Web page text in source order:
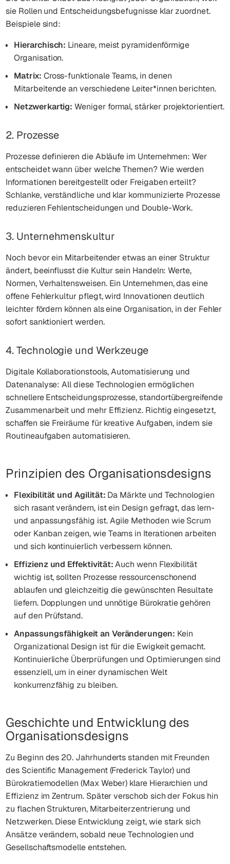
sie Rollen und Entscheidungsbefugnisse klar zuordnet.
Beispiele sind:
Hierarchisch: Lineare, meist pyramidenförmige
Organisation.
Matrix: Cross-funktionale Teams, in denen
Mitarbeitende an verschiedene Leiter*innen berichten.
Netzwerkartig: Weniger formal, stärker projektorientiert.
2. Prozesse
Prozesse definieren die Abläufe im Unternehmen: Wer
entscheidet wann über welche Themen? Wie werden
Informationen bereitgestellt oder Freigaben erteilt?
Schlanke, verständliche und klar kommunizierte Prozesse
reduzieren Fehlentscheidungen und Double-Work.
3. Unternehmenskultur
Noch bevor ein Mitarbeitender etwas an einer Struktur
ändert, beeinflusst die Kultur sein Handeln: Werte,
Normen, Verhaltensweisen. Ein Unternehmen, das eine
offene Fehlerkultur pflegt, wird Innovationen deutlich
leichter fördern können als eine Organisation, in der Fehler
sofort sanktioniert werden.
4. Technologie und Werkzeuge
Digitale Kollaborationstools, Automatisierung und
Datenanalyse: All diese Technologien ermöglichen
schnellere Entscheidungsprozesse, standortübergreifende
Zusammenarbeit und mehr Effizienz. Richtig eingesetzt,
schaffen sie Freiräume für kreative Aufgaben, indem sie
Routineaufgaben automatisieren.
Prinzipien des Organisationsdesigns
Flexibilität und Agilität: Da Märkte und Technologien
sich rasant verändern, ist ein Design gefragt, das lern-
und anpassungsfähig ist. Agile Methoden wie Scrum
oder Kanban zeigen, wie Teams in Iterationen arbeiten
und sich kontinuierlich verbessern können.
Effizienz und Effektivität:Auch wenn Flexibilität
wichtig ist, sollten Prozesse ressourcenschonend
ablaufen und gleichzeitig die gewünschten Resultate
liefern. Dopplungen und unnötige Bürokratie gehören
auf den Prüfstand.
Anpassungsfähigkeit an Veränderungen: Kein
Organizational Design ist für die Ewigkeit gemacht.
Kontinuierliche Überprüfungen und Optimierungen sind
essenziell, um in einer dynamischen Welt
konkurrenzfähig zu bleiben.
Geschichte und Entwicklung des
Organisationsdesigns
Zu Beginn des 20. Jahrhunderts standen mit Freunden
des Scientific Management(Frederick Taylor) und
Bürokratiemodellen (Max Weber) klare Hierarchien und
Effizienz im Zentrum. Später verschob sich der Fokus hin
zu flachen Strukturen, Mitarbeiterzentrierung und
Netzwerken. Diese Entwicklung zeigt, wie stark sich
Ansätze verändern, sobald neue Technologien und
Gesellschaftsmodelle entstehen.